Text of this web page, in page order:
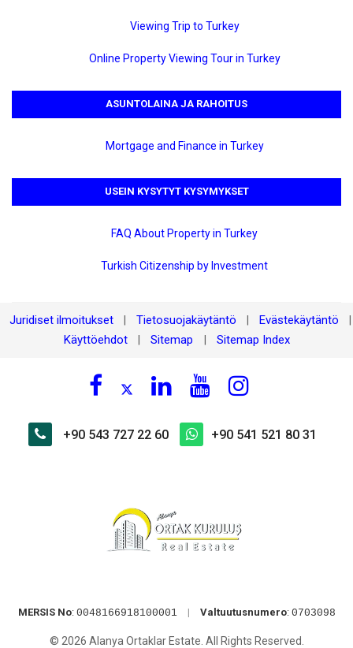
Viewing Trip to Turkey
Online Property Viewing Tour in Turkey
ASUNTOLAINA JA RAHOITUS
Mortgage and Finance in Turkey
USEIN KYSYTYT KYSYMYKSET
FAQ About Property in Turkey
Turkish Citizenship by Investment
Juridiset ilmoitukset Tietosuojakäytäntö Evästekäytäntö
Käyttöehdot Sitemap Sitemap Index
+90 543 727 22 60 +90 541 521 80 31
MERSIS No: 0048166918100001 | Valtuutusnumero: 0703098
© 2026 Alanya Ortaklar Estate. All Rights Reserved.